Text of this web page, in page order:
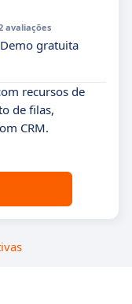
avaliações
Demo gratuita
recursos de
de filas,
CRM.